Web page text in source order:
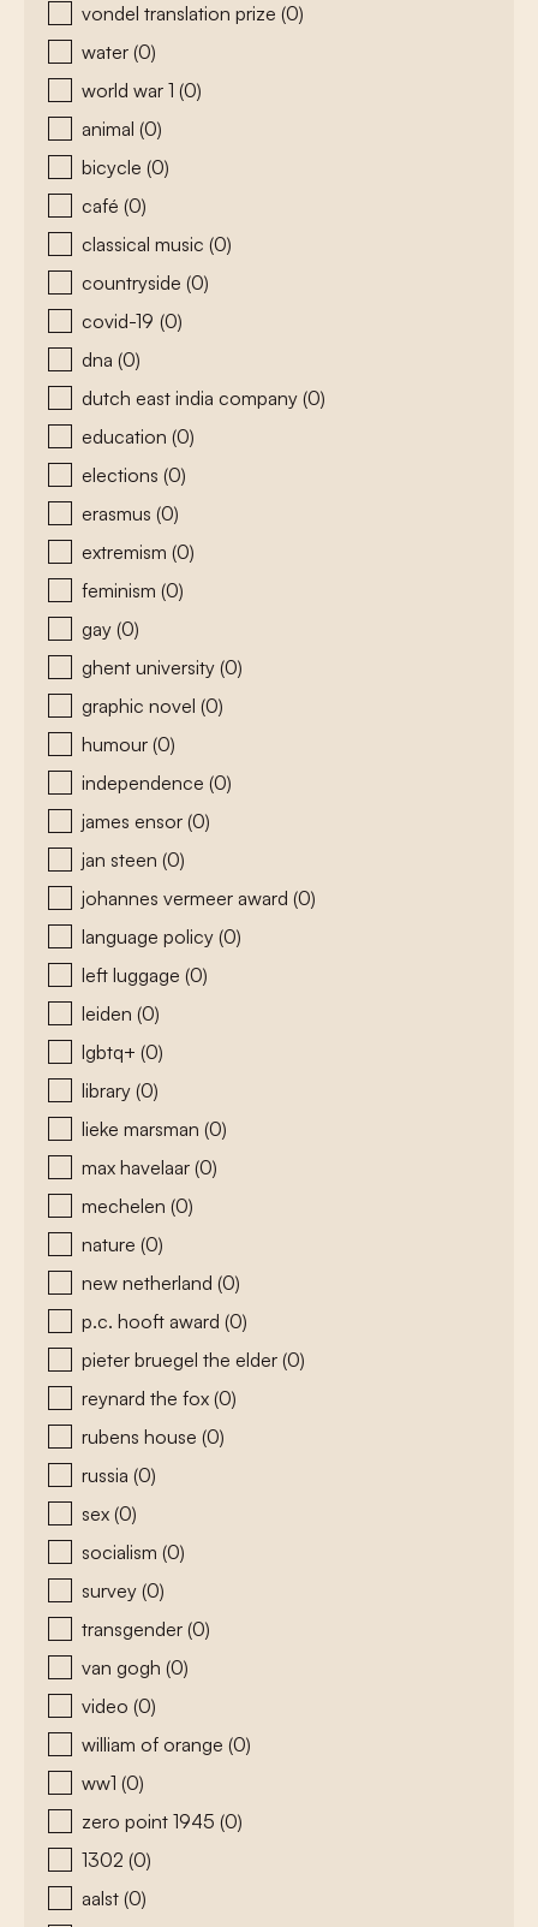
vondel translation prize (0)
water (0)
world war 1 (0)
animal (0)
bicycle (0)
café (0)
classical music (0)
countryside (0)
covid-19 (0)
dna (0)
dutch east india company (0)
education (0)
elections (0)
erasmus (0)
extremism (0)
feminism (0)
gay (0)
ghent university (0)
graphic novel (0)
humour (0)
independence (0)
james ensor (0)
jan steen (0)
johannes vermeer award (0)
language policy (0)
left luggage (0)
leiden (0)
lgbtq+ (0)
library (0)
lieke marsman (0)
max havelaar (0)
mechelen (0)
nature (0)
new netherland (0)
p.c. hooft award (0)
pieter bruegel the elder (0)
reynard the fox (0)
rubens house (0)
russia (0)
sex (0)
socialism (0)
survey (0)
transgender (0)
van gogh (0)
video (0)
william of orange (0)
ww1 (0)
zero point 1945 (0)
1302 (0)
aalst (0)